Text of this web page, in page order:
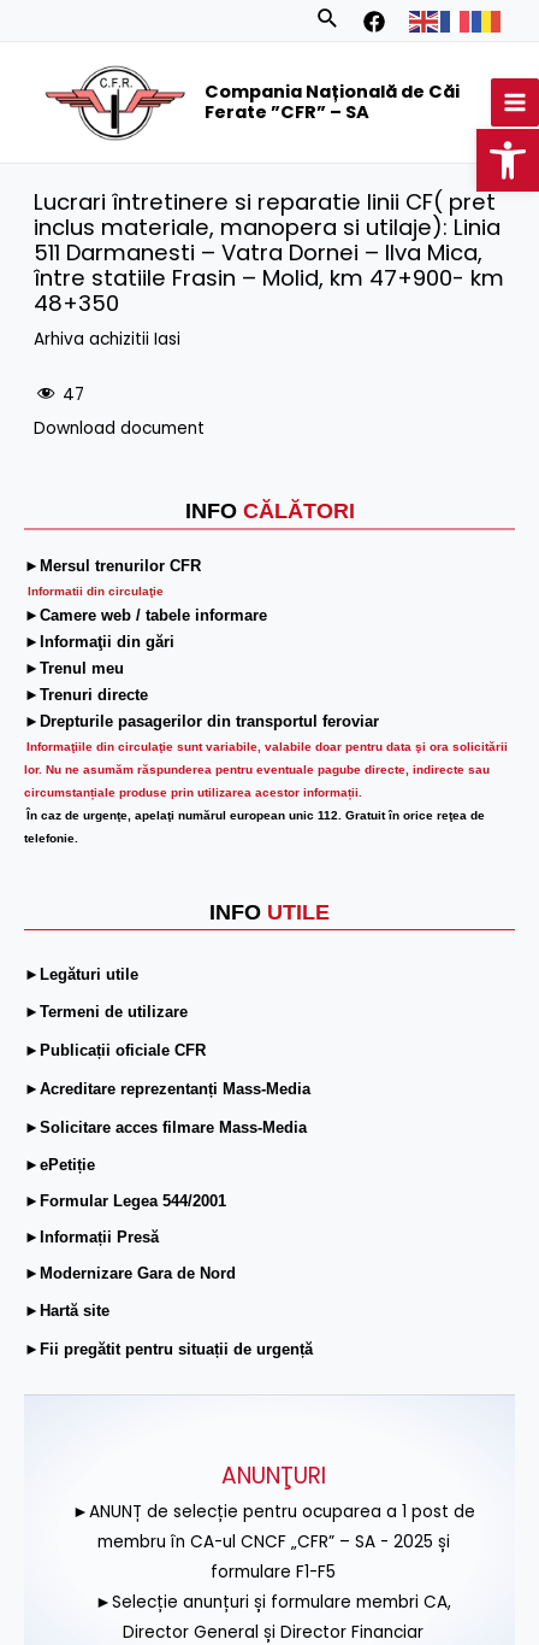
Search
Compania Națională de Căi
Ferate ”CFR” – SA
INFO CĂLĂTORI
►Mersul trenurilor CFR
Informatii din circulaţie
►Camere web / tabele informare
►Informaţii din gări
►Trenul meu
►Trenuri directe
►Drepturile pasagerilor din transportul feroviar
Informaţiile din circulaţie sunt variabile, valabile doar pentru data şi ora solicitării
lor. Nu ne asumăm răspunderea pentru eventuale pagube directe, indirecte sau
circumstanțiale produse prin utilizarea acestor informații.
În caz de urgenţe, apelaţi numărul european unic 112. Gratuit în orice reţea de
telefonie.
INFO UTILE
►Legături utile
►Termeni de utilizare
►Publicații oficiale CFR
►Acreditare reprezentanți Mass-Media
►Solicitare acces filmare Mass-Media
►ePetiție
►Formular Legea 544/2001
►Informații Presă
►Modernizare Gara de Nord
►Hartă site
►Fii pregătit pentru situații de urgență
Lucrari întretinere si reparatie linii CF( pret
inclus materiale, manopera si utilaje): Linia
511 Darmanesti – Vatra Dornei – Ilva Mica,
între statiile Frasin – Molid, km 47+900- km
48+350
Arhiva achizitii Iasi
47
Download document
ANUNŢURI
►ANUNȚ de selecție pentru ocuparea a 1 post de
membru în CA-ul CNCF „CFR” – SA - 2025 și
formulare F1-F5
►Selecție anunțuri și formulare membri CA,
Director General și Director Financiar